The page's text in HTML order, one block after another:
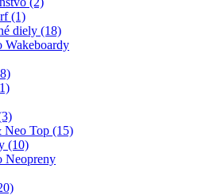
(1)
diely (18)
Wakeboardy
Neo Top (15)
(10)
Neopreny